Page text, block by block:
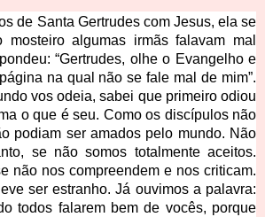
de Santa Gertrudes com Jesus, ela se
mosteiro algumas irmãs falavam mal
“Gertrudes, olhe o Evangelho e
na qual não se fale mal de mim”.
vos odeia, sabei que primeiro odiou
o que é seu. Como os discípulos não
podiam ser amados pelo mundo. Não
se não somos totalmente aceitos.
não nos compreendem e nos criticam.
ser estranho. Já ouvimos a palavra:
todos falarem bem de vocês, porque